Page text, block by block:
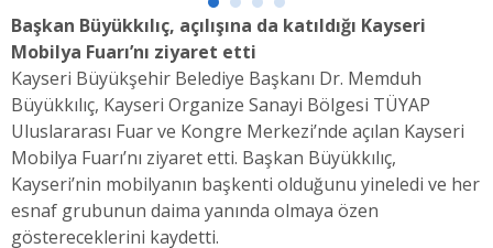
Başkan Büyükkılıç, açılışına da katıldığı Kayseri
Mobilya Fuarı’nı ziyaret etti
Kayseri Büyükşehir Belediye Başkanı Dr. Memduh
Büyükkılıç, Kayseri Organize Sanayi Bölgesi TÜYAP
Uluslararası Fuar ve Kongre Merkezi’nde açılan Kayseri
Mobilya Fuarı’nı ziyaret etti. Başkan Büyükkılıç,
Kayseri’nin mobilyanın başkenti olduğunu yineledi ve her
esnaf grubunun daima yanında olmaya özen
göstereceklerini kaydetti.